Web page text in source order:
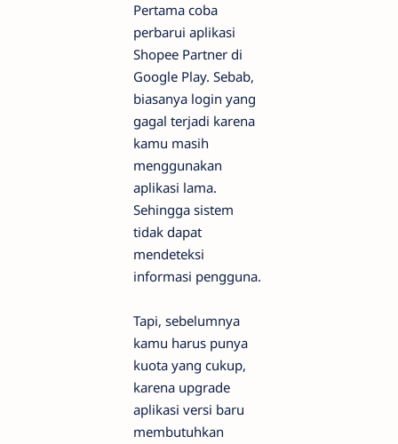
Pertama coba
perbarui aplikasi
Shopee Partner di
Google Play. Sebab,
biasanya login yang
gagal terjadi karena
kamu masih
menggunakan
aplikasi lama.
Sehingga sistem
tidak dapat
mendeteksi
informasi pengguna.
Tapi, sebelumnya
kamu harus punya
kuota yang cukup,
karena upgrade
aplikasi versi baru
membutuhkan